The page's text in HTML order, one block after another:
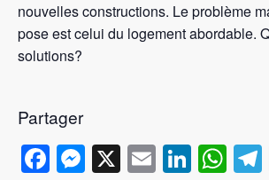
nouvelles constructions. Le problème
pose est celui du logement abordable.
solutions?
Partager
Facebook
Messenger
X Email